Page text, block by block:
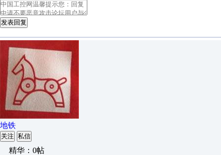
发表回复
地铁
关注 私信
精华：0帖